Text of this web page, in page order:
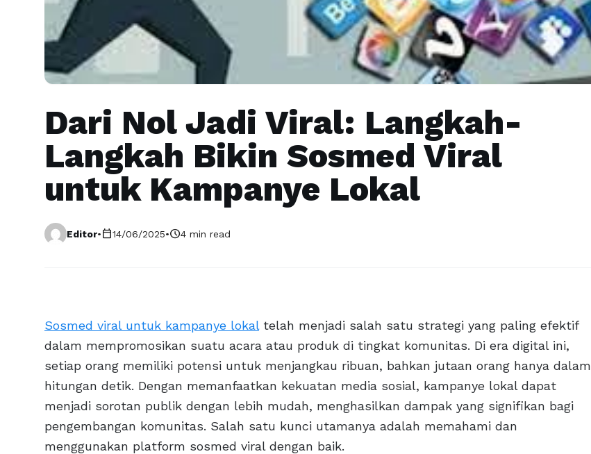
Dari Nol Jadi Viral: Langkah-
Langkah Bikin Sosmed Viral
untuk Kampanye Lokal
Editor•calendar_today14/06/2025•schedule4 min read
Sosmed viral untuk kampanye lokaltelah menjadi salah satu strategi yang paling efektif
dalam mempromosikan suatu acara atau produk di tingkat komunitas. Di era digital ini,
setiap orang memiliki potensi untuk menjangkau ribuan, bahkan jutaan orang hanya dalam
hitungan detik. Dengan memanfaatkan kekuatan media sosial, kampanye lokal dapat
menjadi sorotan publik dengan lebih mudah, menghasilkan dampak yang signifikan bagi
pengembangan komunitas. Salah satu kunci utamanya adalah memahami dan
menggunakan platform sosmed viral dengan baik.